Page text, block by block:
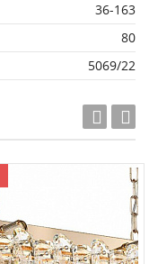
36-163
80
5069/22